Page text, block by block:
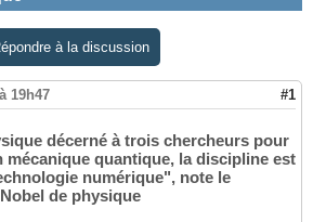
à la discussion
19h47 #1
décerné à trois chercheurs pour
mécanique quantique, la discipline est
numérique", note le
de physique